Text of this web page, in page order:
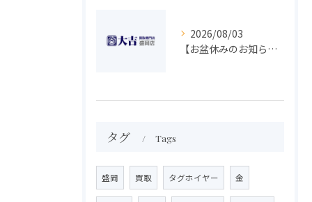
2026/08/03
【お盆休みのお知らせ】買取専門 大吉 盛岡店
タグ Tags
盛岡 買取 タグホイヤー 金